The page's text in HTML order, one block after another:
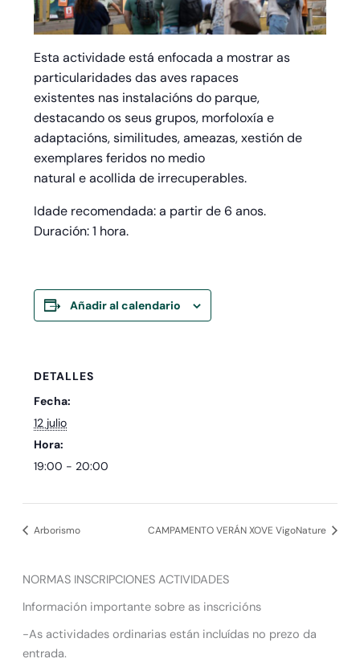
Esta actividade está enfocada a mostrar as
particularidades das aves rapaces
existentes nas instalacións do parque,
destacando os seus grupos, morfoloxía e
adaptacións, similitudes, ameazas, xestión de
exemplares feridos no medio
natural e acollida de irrecuperables.
Idade recomendada: a partir de 6 anos.
Duración: 1 hora.
Añadir al calendario
DETALLES
Fecha:
12 julio
Hora:
19:00 - 20:00
Arborismo CAMPAMENTO VERÁN XOVE VigoNature
NORMAS INSCRIPCIONES ACTIVIDADES
Información importante sobre as inscricións
-As actividades ordinarias están incluídas no prezo da
entrada.